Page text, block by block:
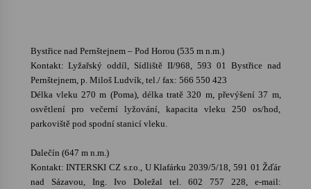
Letní koncerty ve Stromovce: Kolchoz a
Jenakaši
28. 7. 2026
Votavžatský ploty
Letní koncerty ve Stromovce: Rufus Miller
Bystřice nad Pernštejnem – Pod Horou (535 m n.m.)
Kontakt: Lyžařský oddíl, Sídliště II/968, 593 01 Bystřice nad
Pernštejnem, p. Miloš Ludvík, tel./ fax: 566 550 423
Délka vleku 270 m (Poma), délka tratě 320 m, převýšení 37 m,
osvětlení pro večerní lyžování, kapacita vleku 250 os/hod,
parkoviště pod spodní stanicí vleku.
Dalečín (647 m n.m.)
Kontakt: INTERSKI CZ s.r.o., U Klafárku 2039/5/18, 591 01 Žďár
nad Sázavou, Ing. Ivo Doležal tel. 602 757 228, e-mail: